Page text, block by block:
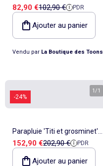
CM – Kipling
Prix de vente
82,90 €Prix de référence
102,90 € PDR
Ajouter au panier
Vendu par La Boutique des Toons
-24%
1 /1
Parapluie 'Titi et grosminet'
– Porte Chapeau – Looney
Tunes
Prix de vente
152,90 €Prix de référence
202,90 € PDR
Ajouter au panier